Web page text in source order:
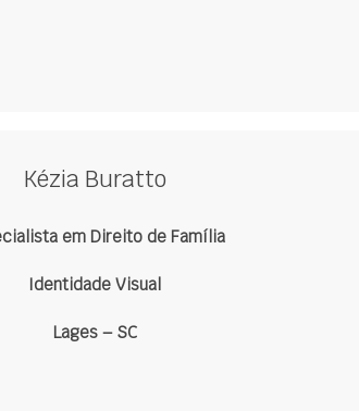
Kézia Buratto
em Direito de Família
Identidade Visual
Lages – SC